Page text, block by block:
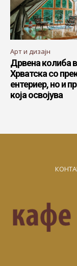
Арт и дизајн
Дрвена колиба
Хрватска со
ентериер, но и
која освојува